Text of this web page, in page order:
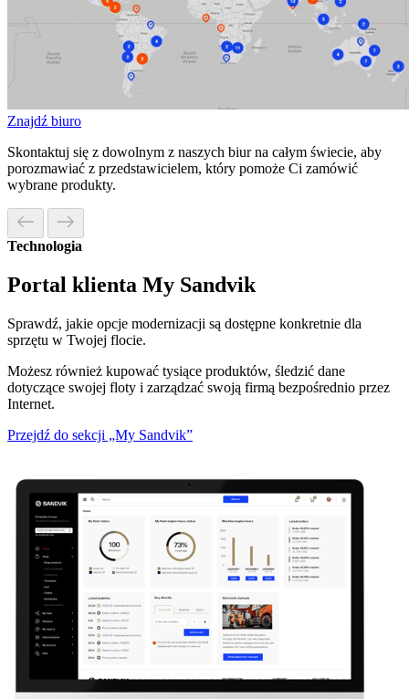
Znajdź biuro
Skontaktuj się z dowolnym z naszych biur na całym świecie, aby
porozmawiać z przedstawicielem, który pomoże Ci zamówić
wybrane produkty.
Technologia
Portal klienta My Sandvik
Sprawdź, jakie opcje modernizacji są dostępne konkretnie dla
sprzętu w Twojej flocie.
Możesz również kupować tysiące produktów, śledzić dane
dotyczące swojej floty i zarządzać swoją firmą bezpośrednio przez
Internet.
Przejdź do sekcji „My Sandvik”